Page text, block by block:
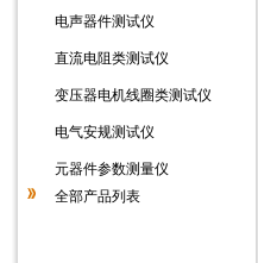
电声器件测试仪
直流电阻类测试仪
变压器电机线圈类测试仪
电气安规测试仪
元器件参数测量仪
全部产品列表